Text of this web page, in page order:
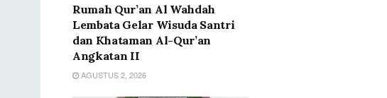
Rumah Qur’an Al Wahdah
Lembata Gelar Wisuda Santri
dan Khataman Al-Qur’an
Angkatan II
AGUSTUS 2, 2026